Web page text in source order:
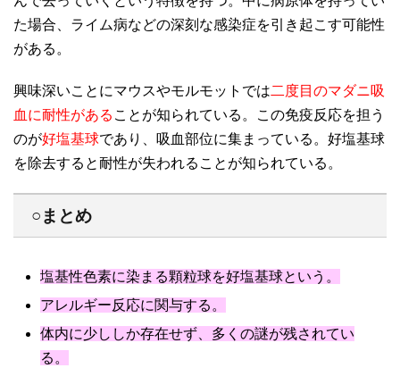
た場合、ライム病などの深刻な感染症を引き起こす可能性
がある。
興味深いことにマウスやモルモットでは二度目のマダニ吸
血に耐性がある ことが知られている。この免疫反応を担う
のが好塩基球であり、吸血部位に集まっている。好塩基球
を除去すると耐性が失われることが知られている。
○まとめ
塩基性色素に染まる顆粒球を好塩基球という。
アレルギー反応に関与する。
体内に少ししか存在せず、多くの謎が残されてい
る。